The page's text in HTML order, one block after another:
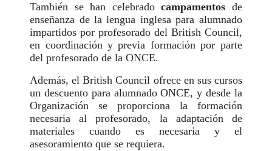
También se han celebradocampamentos de
enseñanza de la lengua inglesa para alumnado
impartidos por profesorado del British Council,
en coordinación y previa formación por parte
del profesorado de la ONCE.
Además, el British Council ofrece en sus cursos
un descuento para alumnado ONCE, y desde la
Organización se proporciona la formación
necesaria al profesorado, la adaptación de
materiales cuando es necesaria y el
asesoramiento que se requiera.